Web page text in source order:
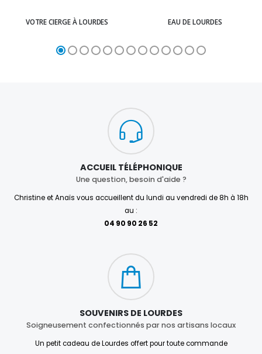
VOTRE CIERGE À LOURDES EAU DE LOURDES
ACCUEIL TÉLÉPHONIQUE
Une question, besoin d'aide ?
Christine et Anaïs vous accueillent du lundi au vendredi de 8h à 18h
au :
04 90 90 26 52
SOUVENIRS DE LOURDES
Soigneusement confectionnés par nos artisans locaux
Un petit cadeau de Lourdes offert pour toute commande